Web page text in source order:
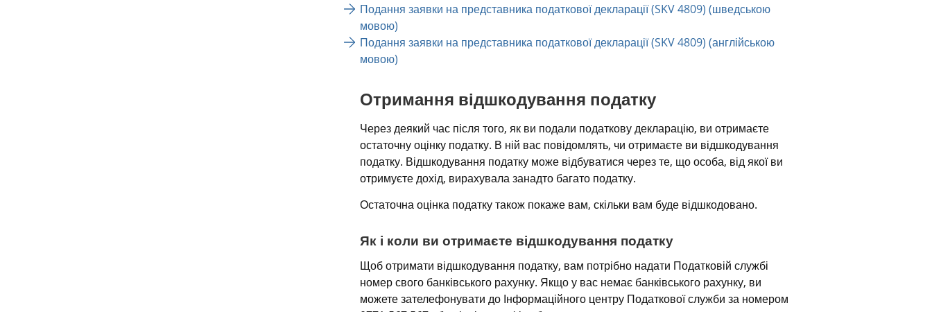
Подання заявки на представника податкової декларації (SKV 4809) (шведською
мовою)
Подання заявки на представника податкової декларації (SKV 4809) (англійською
мовою)
Отримання відшкодування податку
Через деякий час після того, як ви подали податкову декларацію, ви отримаєте
остаточну оцінку податку. В ній вас повідомлять, чи отримаєте ви відшкодування
податку. Відшкодування податку може відбуватися через те, що особа, від якої ви
отримуєте дохід, вирахувала занадто багато податку.
Остаточна оцінка податку також покаже вам, скільки вам буде відшкодовано.
Як і коли ви отримаєте відшкодування податку
Щоб отримати відшкодування податку, вам потрібно надати Податковій службі
номер свого банківського рахунку. Якщо у вас немає банківського рахунку, ви
можете зателефонувати до Інформаційного центру Податкової служби за номером